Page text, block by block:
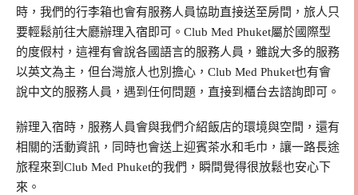
時，我們的行李箱也會有服務人員協助直接送至房間，旅人只
要輕鬆前往大廳辦理入宿即可。Club Med Phuket屬於國際型
的度假村，這裡有會說各國語言的服務人員，雖說大多的服務
以英文為主，但台灣旅人也別擔心，Club Med Phuket也有會
說中文的服務人員，遇到任何問題，直接到櫃台去諮詢即可。
辦理入宿時，服務人員會與我們介紹飯店的環境與空間，還有
相關的活動資訊，同時也會送上迎賓茶水和毛巾，讓一路長途
旅程來到Club Med Phuket的我們，瞬間覺得很放鬆也安心下
來。